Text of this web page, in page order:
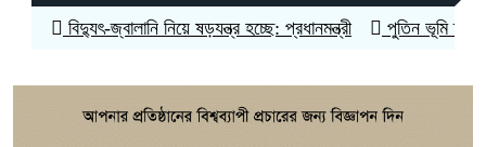
নিয়ে ষড়যন্ত্র হচ্ছে: প্রধানমন্ত্রী
পুতিন ভূমি দখলের জন্য যুদ্ধ